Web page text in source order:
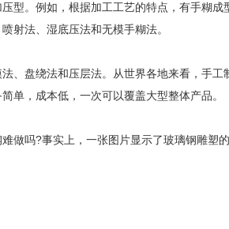
型。例如，根据加工工艺的特点，有手糊
射法、湿底压法和无模手糊法。
、盘绕法和压层法。从世界各地来看，手
单，成本低，一次可以覆盖大型整体产品。
做吗?事实上，一张图片显示了玻璃钢雕塑